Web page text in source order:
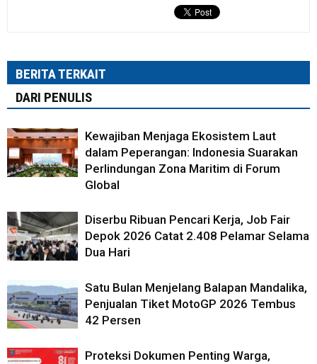
BERITA TERKAIT
DARI PENULIS
Kewajiban Menjaga Ekosistem Laut
dalam Peperangan: Indonesia Suarakan
Perlindungan Zona Maritim di Forum
Global
Diserbu Ribuan Pencari Kerja, Job Fair
Depok 2026 Catat 2.408 Pelamar Selama
Dua Hari
Satu Bulan Menjelang Balapan Mandalika,
Penjualan Tiket MotoGP 2026 Tembus
42 Persen
Proteksi Dokumen Penting Warga,